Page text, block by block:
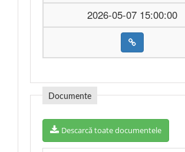
2026-05-07 15:00:00
Documente
Descarcă toate documentele